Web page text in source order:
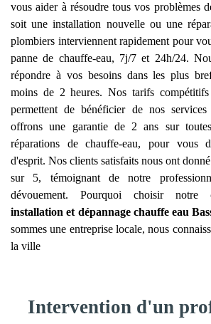
vous aider à résoudre tous vos problèmes
soit une installation nouvelle ou une
plombiers interviennent rapidement pour
panne de chauffe-eau, 7j/7 et 24h/24.
répondre à vos besoins dans les plus
moins de 2 heures. Nos tarifs compétitifs
permettent de bénéficier de nos
offrons une garantie de 2 ans sur
réparations de chauffe-eau, pour vous
d'esprit. Nos clients satisfaits nous ont
sur 5, témoignant de notre
dévouement. Pourquoi choisir
installation et dépannage chauffe eau
sommes une entreprise locale, nous
la ville
Intervention d'un